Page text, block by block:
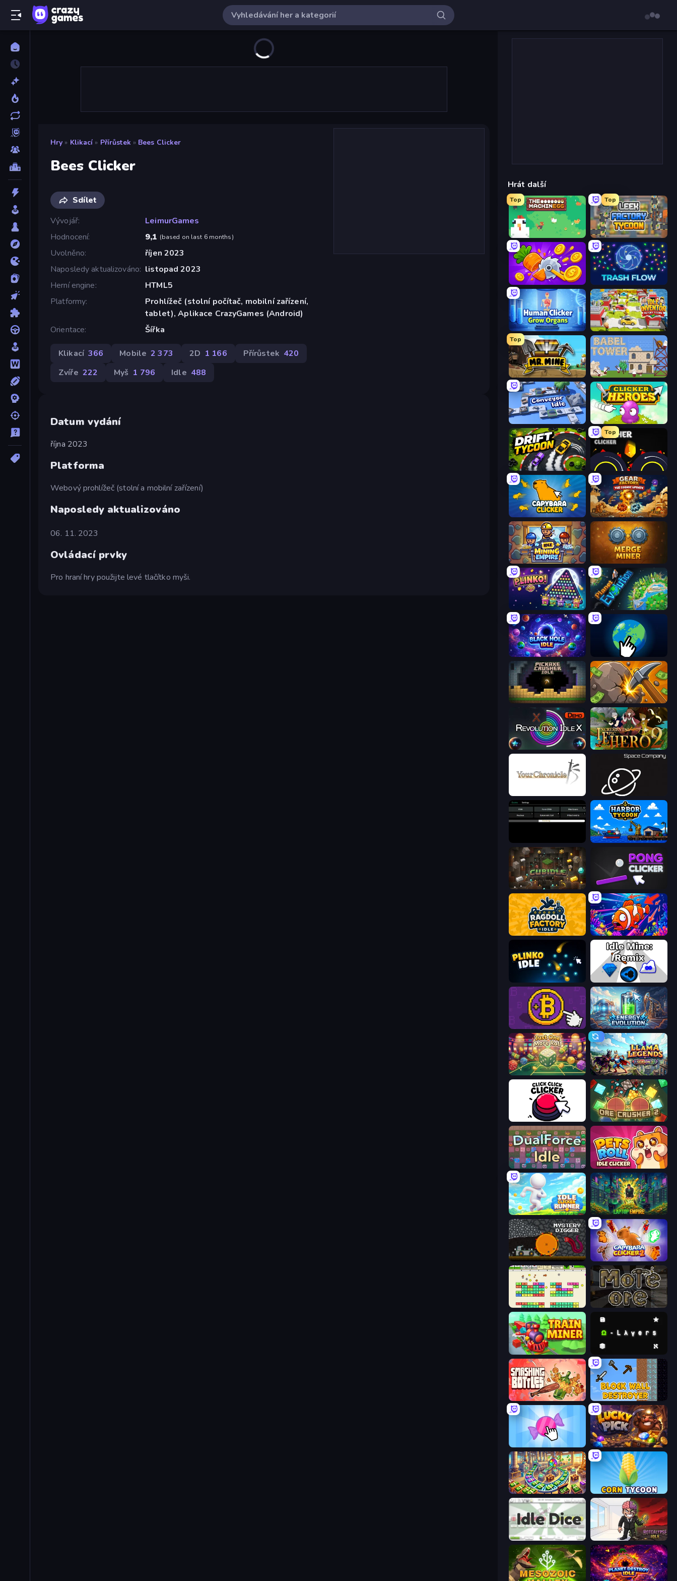
Hry » Klikací » Přírůstek » Bees Clicker
Bees Clicker
Sdílet
Vývojář
LeimurGames
Hodnocení
9,1 (based on last 6 months)
Uvolněno
říjen 2023
Naposledy aktualizováno listopad 2023
Herní engine
HTML5
Platformy
Prohlížeč (stolní počítač, mobilní zařízení,
tablet), Aplikace CrazyGames (Android)
Orientace
Šířka
Klikací 366 Mobile 2 373 2D 1 166 Přírůstek 420
Zvíře 222 Myš 1 796 Idle 488
Datum vydání
října 2023
Platforma
Webový prohlížeč (stolní a mobilní zařízení)
Naposledy aktualizováno
06. 11. 2023
Ovládací prvky
Pro hraní hry použijte levé tlačítko myši.
Hrát další
Top
The MachinEGG
Top
Leek Factory Tycoon
Farm Ring Idle Trash Flow
Human Clicker: Grow Organs Idle Inventor
Top
Mr. Mine Babel Tower
Conveyor Idle Clicker Heroes
Drift Tycoon
Top
Crusher Clicker
Capybara Clicker Gear Factory
Idle Mining Empire Merge Miner
PLINKO! Planet Evolution: Idle Clicker
Black Hole Idle Planet Clicker 2
Pickaxe Crusher Idle Mine Clicker
Revolution Idle X Incremental Epic Hero 2
Space Company
Harbor Tycoon
Cubidle Pong Clicker
Ragdoll Factory Idle Fish Catch Idle
Plinko Idle Idle Mine: Remix
Money Maker Energy Evolution
Just One More Roll Llama Legends
Click Click Clicker OreCrusher 2
DualForce Idle Pets Roll: Idle Clicker
Idle Clicker Runner Laptop Empire
Mystery Digger Capybara Clicker 2
Idle Breakout More Ore
Train Miner Omega Layers
Smashing Bottles Block Wall Destroyer
Candy Clicker 2 Lucky Pick
Money Factory: Tycoon Idle Game Corn Tycoon
Idle Dice Rotcalypse: Idle Incremental